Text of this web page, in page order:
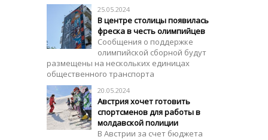
25.05.2024
В центре столицы появилась
фреска в честь олимпийцев
Сообщения о поддержке
олимпийской сборной будут
размещены на нескольких единицах
общественного транспорта
20.05.2024
Австрия хочет готовить
спортсменов для работы в
молдавской полиции
В Австрии за счет бюджета